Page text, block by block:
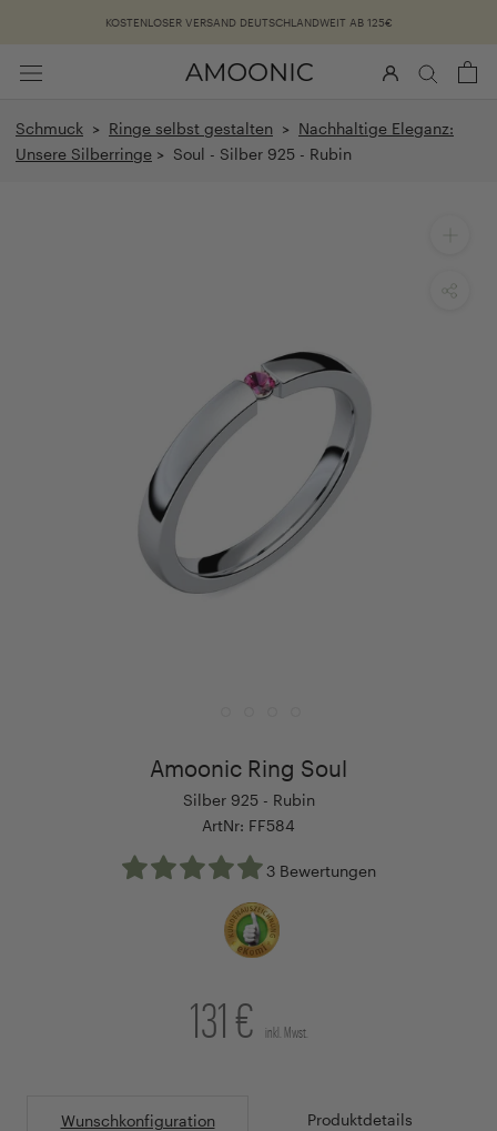
KOSTENLOSER VERSAND DEUTSCHLANDWEIT AB 125€
Schmuck > Ringe selbst gestalten > Nachhaltige Eleganz:
Unsere Silberringe > Soul - Silber 925 - Rubin
Amoonic Ring Soul
Silber 925 - Rubin
ArtNr: FF584
3 Bewertungen
131 € inkl. Mwst.
Wunschkonfiguration Produktdetails